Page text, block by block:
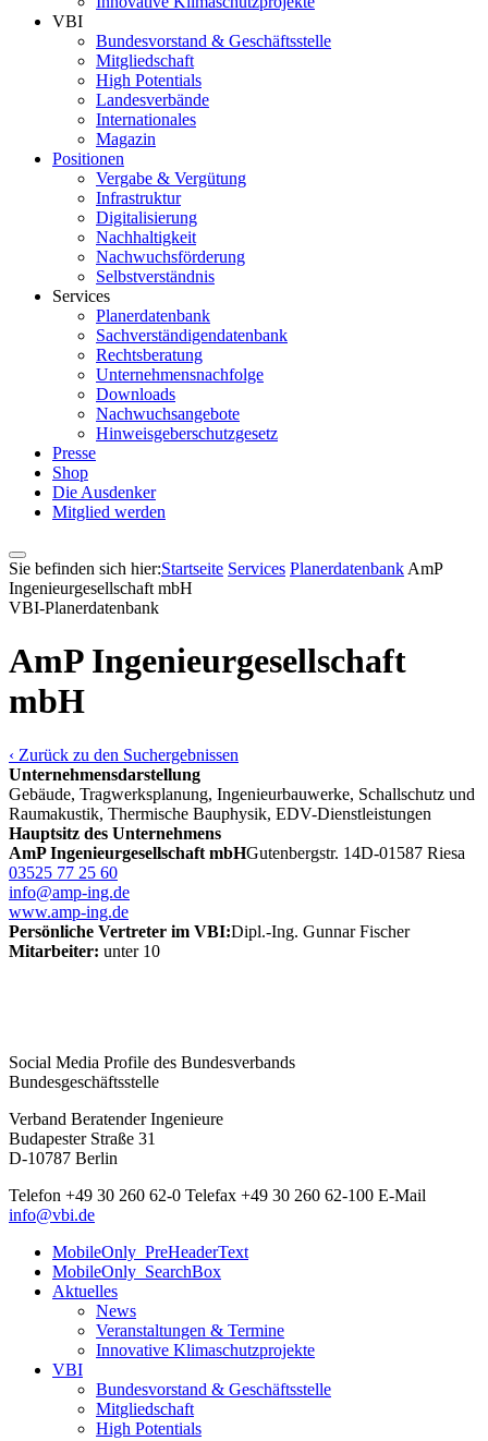
VBI
Bundesvorstand & Geschäftsstelle
Mitgliedschaft
High Potentials
Landesverbände
Internationales
Magazin
Positionen
Vergabe & Vergütung
Infrastruktur
Digitalisierung
Nachhaltigkeit
Nachwuchsförderung
Selbstverständnis
Services
Planerdatenbank
Sachverständigendatenbank
Rechtsberatung
Unternehmensnachfolge
Downloads
Nachwuchsangebote
Hinweisgeberschutzgesetz
Presse
Shop
Die Ausdenker
Mitglied werden
Sie befinden sich hier:Startseite Services Pla­ner­daten­bank AmP
Ingenieurgesellschaft mbH
VBI-Pla­ner­daten­bank
AmP Ingenieurgesellschaft
mbH
‹ Zurück zu den Suchergebnissen
Unternehmensdarstellung
Gebäude, Tragwerksplanung, Ingenieurbauwerke, Schallschutz und
Raumakustik, Thermische Bauphysik, EDV-Dienstleistungen
Hauptsitz des Unternehmens
AmP Ingenieurgesellschaft mbHGutenbergstr. 14D-01587 Riesa
03525 77 25 60
info@amp-ing.de
www.amp-ing.de
Persönliche Vertreter im VBI:Dipl.-Ing. Gunnar Fischer
Mitarbeiter: unter 10
Social Media Profile des Bundesverbands
Bundesgeschäftsstelle
Verband Beratender Ingenieure
Budapester Straße 31
D-10787 Berlin
Telefon +49 30 260 62-0 Telefax +49 30 260 62-100 E-Mail
info@vbi.de
MobileOnly_PreHeaderText
MobileOnly_SearchBox
Aktuelles
News
Veranstaltungen & Termine
Innovative Klimaschutzprojekte
VBI
Bundesvorstand & Geschäftsstelle
Mitgliedschaft
High Potentials